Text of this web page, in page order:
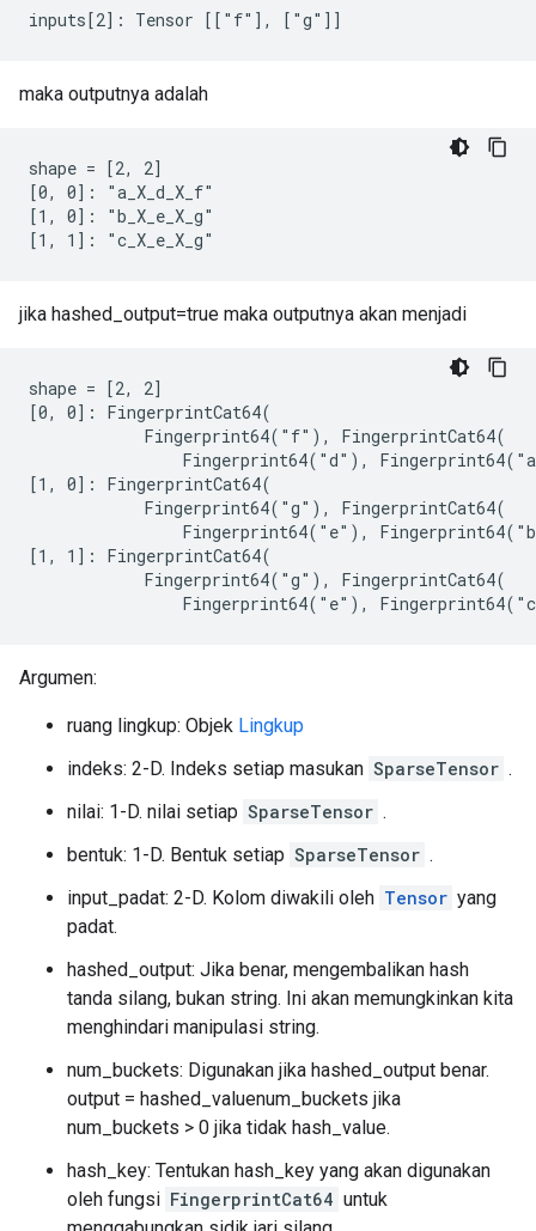
inputs[2]: Tensor [["f"], ["g"]]
maka outputnya adalah
shape = [2, 2]
[0, 0]: "a_X_d_X_f"
[1, 0]: "b_X_e_X_g"
[1, 1]: "c_X_e_X_g"
jika hashed_output=true maka outputnya akan menjadi
shape = [2, 2]
[0, 0]: FingerprintCat64(
            Fingerprint64("f"), FingerprintCat64(
Fingerprint64("d"),
[1, 0]: FingerprintCat64(
            Fingerprint64("g"), FingerprintCat64(
Fingerprint64("e"),
[1, 1]: FingerprintCat64(
            Fingerprint64("g"), FingerprintCat64(
Fingerprint64("e"),
Argumen:
ruang lingkup: Objek Lingkup
indeks: 2-D. Indeks setiap masukan SparseTensor .
nilai: 1-D. nilai setiap SparseTensor .
bentuk: 1-D. Bentuk setiap SparseTensor .
input_padat: 2-D. Kolom diwakili oleh Tensor yang
padat.
hashed_output: Jika benar, mengembalikan hash
tanda silang, bukan string. Ini akan memungkinkan kita
menghindari manipulasi string.
num_buckets: Digunakan jika hashed_output benar.
output = hashed_valuenum_buckets jika
num_buckets > 0 jika tidak hash_value.
hash_key: Tentukan hash_key yang akan digunakan
oleh fungsi FingerprintCat64 untuk